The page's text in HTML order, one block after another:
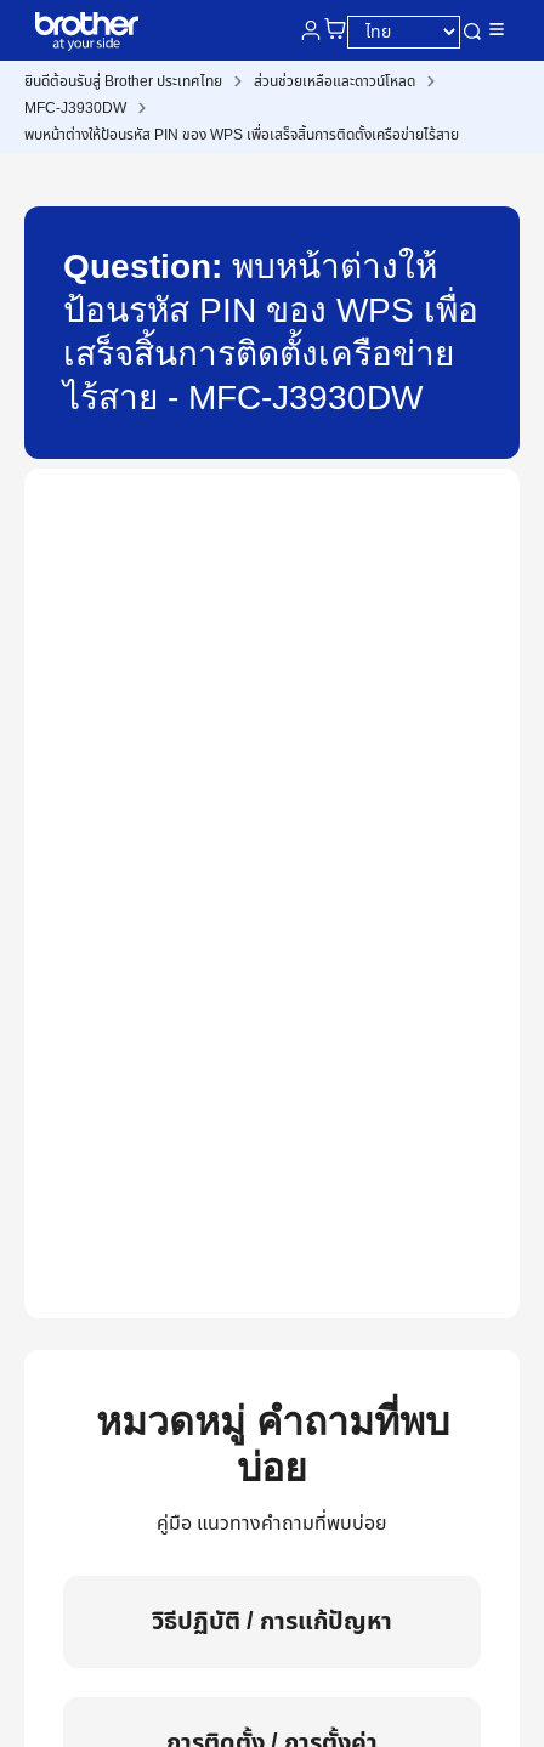
ยินดีต้อนรับสู่ Brother ประเทศไทย
ส่วนช่วยเหลือและดาวน์โหลด
MFC-J3930DW
พบหน้าต่างให้ป้อนรหัส PIN ของ WPS เพื่อเสร็จสิ้นการติดตั้งเครือข่ายไร้สาย
Question: พบหน้าต่างให้
ป้อนรหัส PIN ของ WPS เพื่อ
เสร็จสิ้นการติดตั้งเครือข่าย
ไร้สาย - MFC-J3930DW
หมวดหมู่ คำถามที่พบ
บ่อย
คู่มือ แนวทางคำถามที่พบบ่อย
วิธีปฏิบัติ / การแก้ปัญหา